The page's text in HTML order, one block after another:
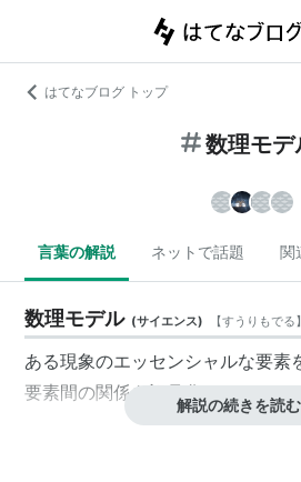
はてなブログ トップ
数理モデ
言葉の解説 ネットで話題 関
数理モデル (サイエンス) 【すうりもでる】
ある現象のエッセンシャルな要素
要素間の関係を記号化したもの。
解説の続きを読む